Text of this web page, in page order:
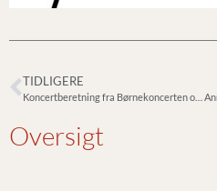
TIDLIGERE
Oversigt